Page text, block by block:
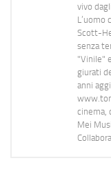
vivo
L’uomo
Scott-
senza
"Vinile"
giurati
anni
cinema,
Mei